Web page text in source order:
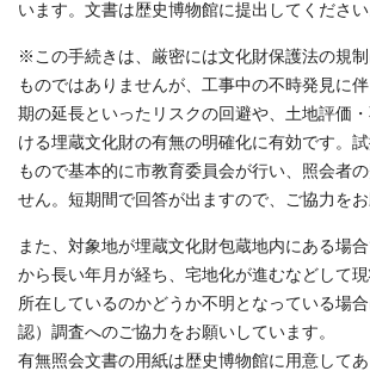
います。文書は歴史博物館に提出してください
※この手続きは、厳密には文化財保護法の規
ものではありませんが、工事中の不時発見に
期の延長といったリスクの回避や、土地評価
ける埋蔵文化財の有無の明確化に有効です。
もので基本的に市教育委員会が行い、照会者
せん。短期間で回答が出ますので、ご協力をお
また、対象地が埋蔵文化財包蔵地内にある場
から長い年月が経ち、宅地化が進むなどして
所在しているのかどうか不明となっている場
認）調査へのご協力をお願いしています。
有無照会文書の用紙は歴史博物館に用意して